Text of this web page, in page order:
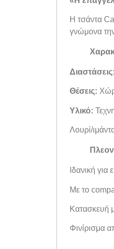
Η τσάντα
γνώμονα
Διαστάσεις:
Θέσεις:
Υλικό:
Λουρί/
Ιδανική
Με το
Κατασκευή
Φινίρισμα